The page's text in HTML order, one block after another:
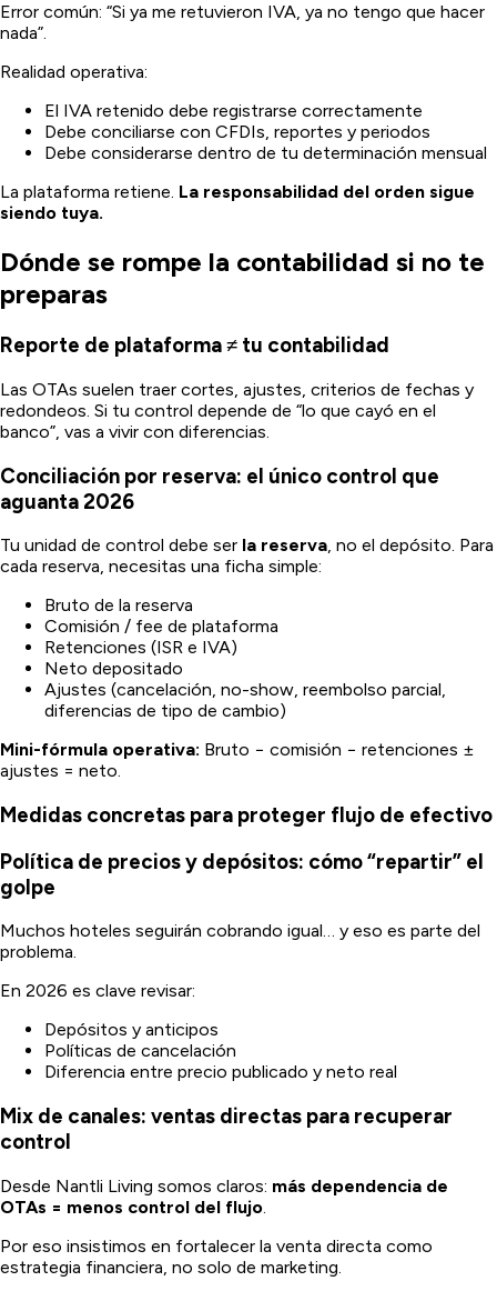
Error común: “Si ya me retuvieron IVA, ya no tengo que hacer
nada”.
Realidad operativa:
El IVA retenido debe registrarse correctamente
Debe conciliarse con CFDIs, reportes y periodos
Debe considerarse dentro de tu determinación mensual
La plataforma retiene. La responsabilidad del orden sigue
siendo tuya.
Dónde se rompe la contabilidad si no te
preparas
Reporte de plataforma ≠ tu contabilidad
Las OTAs suelen traer cortes, ajustes, criterios de fechas y
redondeos. Si tu control depende de “lo que cayó en el
banco”, vas a vivir con diferencias.
Conciliación por reserva: el único control que
aguanta 2026
Tu unidad de control debe ser la reserva, no el depósito. Para
cada reserva, necesitas una ficha simple:
Bruto de la reserva
Comisión / fee de plataforma
Retenciones (ISR e IVA)
Neto depositado
Ajustes (cancelación, no-show, reembolso parcial,
diferencias de tipo de cambio)
Mini-fórmula operativa: Bruto − comisión − retenciones ±
ajustes = neto.
Medidas concretas para proteger flujo de efectivo
Política de precios y depósitos: cómo “repartir” el
golpe
Muchos hoteles seguirán cobrando igual… y eso es parte del
problema.
En 2026 es clave revisar:
Depósitos y anticipos
Políticas de cancelación
Diferencia entre precio publicado y neto real
Mix de canales: ventas directas para recuperar
control
Desde Nantli Living somos claros: más dependencia de
OTAs = menos control del flujo.
Por eso insistimos en fortalecer la venta directa como
estrategia financiera, no solo de marketing.